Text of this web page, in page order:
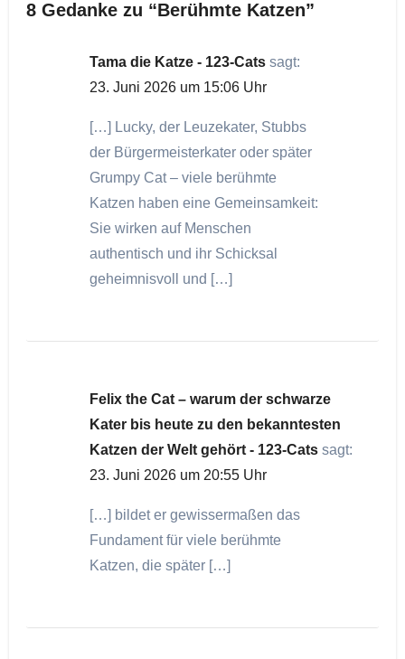
8 Gedanke zu “Berühmte Katzen”
Tama die Katze - 123-Cats sagt:
23. Juni 2026 um 15:06 Uhr
[…] Lucky, der Leuzekater, Stubbs
der Bürgermeisterkater oder später
Grumpy Cat – viele berühmte
Katzen haben eine Gemeinsamkeit:
Sie wirken auf Menschen
authentisch und ihr Schicksal
geheimnisvoll und […]
Felix the Cat – warum der schwarze
Kater bis heute zu den bekanntesten
Katzen der Welt gehört - 123-Cats sagt:
23. Juni 2026 um 20:55 Uhr
[…] bildet er gewissermaßen das
Fundament für viele berühmte
Katzen, die später […]